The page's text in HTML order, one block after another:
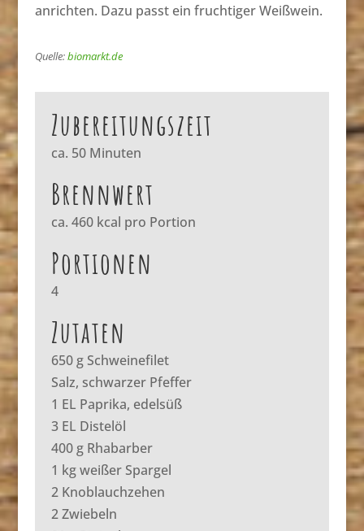
anrichten. Dazu passt ein fruchtiger Weißwein.
Quelle:biomarkt.de
Zubereitungszeit
ca. 50 Minuten
Brennwert
ca. 460 kcal pro Portion
Portionen
4
Zutaten
650 g Schweinefilet
Salz, schwarzer Pfeffer
1 EL Paprika, edelsüß
3 EL Distelöl
400 g Rhabarber
1 kg weißer Spargel
2 Knoblauchzehen
2 Zwiebeln